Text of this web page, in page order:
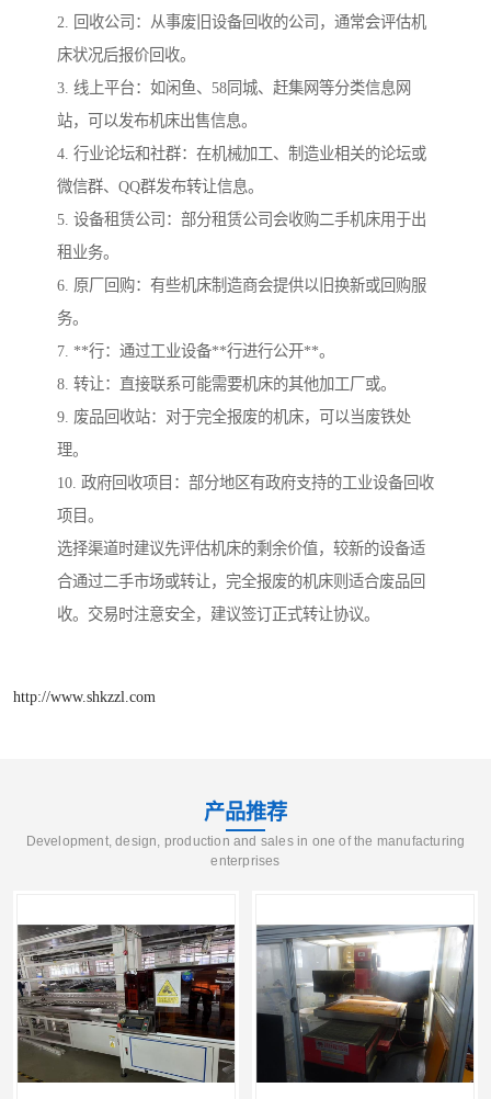
2. 回收公司：从事废旧设备回收的公司，通常会评估机
床状况后报价回收。
3. 线上平台：如闲鱼、58同城、赶集网等分类信息网
站，可以发布机床出售信息。
4. 行业论坛和社群：在机械加工、制造业相关的论坛或
微信群、QQ群发布转让信息。
5. 设备租赁公司：部分租赁公司会收购二手机床用于出
租业务。
6. 原厂回购：有些机床制造商会提供以旧换新或回购服
务。
7. **行：通过工业设备**行进行公开**。
8. 转让：直接联系可能需要机床的其他加工厂或。
9. 废品回收站：对于完全报废的机床，可以当废铁处
理。
10. 政府回收项目：部分地区有政府支持的工业设备回收
项目。
选择渠道时建议先评估机床的剩余价值，较新的设备适
合通过二手市场或转让，完全报废的机床则适合废品回
收。交易时注意安全，建议签订正式转让协议。
http://www.shkzzl.com
产品推荐
Development, design, production and sales in one of the manufacturing
enterprises